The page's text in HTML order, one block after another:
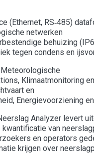
(Ethernet, RS‑485)
netwerken
behuizing
tegen condens en
Klimaatmonitoring en
en
Energievoorziening
Analyzer levert
van
en operators
krijgen over